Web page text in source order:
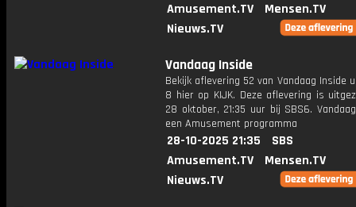
Amusement.TV
Mensen.TV
Nieuws.TV
Vandaag Inside
Bekijk aflevering 52 van Vandaag Inside
8 hier op KIJK. Deze aflevering is
28 oktober, 21:35 uur bij SBS6.
een Amusement programma
28-10-2025 21:35
SBS
Amusement.TV
Mensen.TV
Nieuws.TV